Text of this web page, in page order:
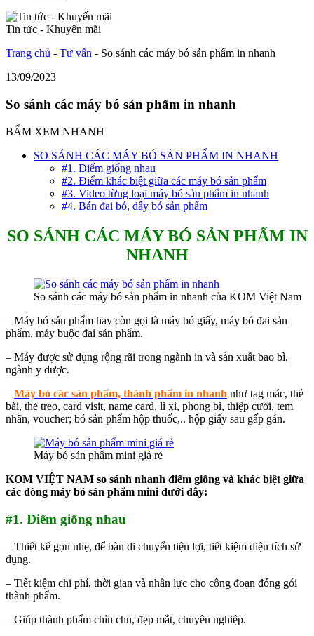
Tin tức - Khuyến mãi
Trang chủ - Tư vấn - So sánh các máy bó sản phẩm in nhanh
13/09/2023
So sánh các máy bó sản phẩm in nhanh
BẤM XEM NHANH
SO SÁNH CÁC MÁY BÓ SẢN PHẨM IN NHANH
#1. Điểm giống nhau
#2. Điểm khác biệt giữa các máy bó sản phẩm
#3. Video từng loại máy bó sản phẩm in nhanh
#4. Bán đai bó, dây bó sản phẩm
SO SÁNH CÁC MÁY BÓ SẢN PHẨM IN
NHANH
So sánh các máy bó sản phẩm in nhanh của KOM Việt Nam
– Máy bó sản phẩm hay còn gọi là máy bó giấy, máy bó đai sản
phẩm, máy buộc đai sản phẩm.
– Máy được sử dụng rộng rãi trong ngành in và sản xuất bao bì,
ngành y dược.
– Máy bó các sản phẩm, thành phẩm in nhanh như tag mác, thẻ
bài, thẻ treo, card visit, name card, lì xì, phong bì, thiệp cưới, tem
nhãn, voucher; bó sản phẩm hộp thuốc,.. hộp giấy sau gấp gán.
Máy bó sản phẩm mini giá rẻ
KOM VIỆT NAM so sánh nhanh điểm giống và khác biệt giữa
các dòng máy bó sản phẩm mini dưới đây:
#1. Điểm giống nhau
– Thiết kế gọn nhẹ, để bàn di chuyển tiện lợi, tiết kiệm diện tích sử
dụng.
– Tiết kiệm chi phí, thời gian và nhân lực cho công đoạn đóng gói
thành phẩm.
– Giúp thành phẩm chỉn chu, đẹp mắt, chuyên nghiệp.